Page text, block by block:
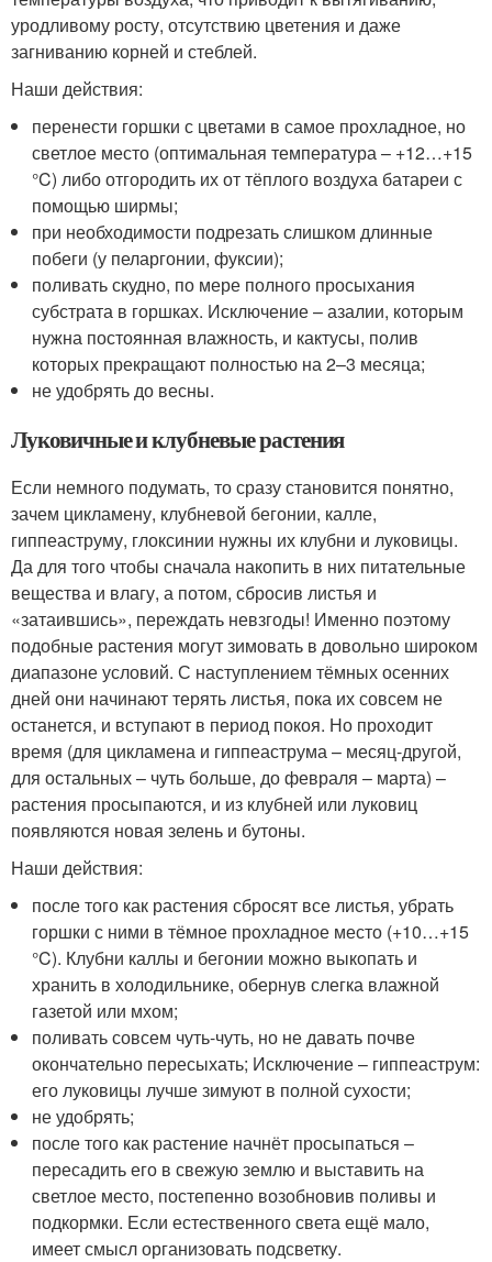
уродливому росту, отсутствию цветения и даже
загниванию корней и стеблей.
Наши действия:
перенести горшки с цветами в самое прохладное, но
светлое место (оптимальная температура – +12…+15
°C) либо отгородить их от тёплого воздуха батареи с
помощью ширмы;
при необходимости подрезать слишком длинные
побеги (у пеларгонии, фуксии);
поливать скудно, по мере полного просыхания
субстрата в горшках. Исключение – азалии, которым
нужна постоянная влажность, и кактусы, полив
которых прекращают полностью на 2–3 месяца;
не удобрять до весны.
Луковичные и клубневые растения
Если немного подумать, то сразу становится понятно,
зачем цикламену, клубневой бегонии, калле,
гиппеаструму, глоксинии нужны их клубни и луковицы.
Да для того чтобы сначала накопить в них питательные
вещества и влагу, а потом, сбросив листья и
«затаившись», переждать невзгоды! Именно поэтому
подобные растения могут зимовать в довольно широком
диапазоне условий. С наступлением тёмных осенних
дней они начинают терять листья, пока их совсем не
останется, и вступают в период покоя. Но проходит
время (для цикламена и гиппеаструма – месяц-другой,
для остальных – чуть больше, до февраля – марта) –
растения просыпаются, и из клубней или луковиц
появляются новая зелень и бутоны.
Наши действия:
после того как растения сбросят все листья, убрать
горшки с ними в тёмное прохладное место (+10…+15
°C). Клубни каллы и бегонии можно выкопать и
хранить в холодильнике, обернув слегка влажной
газетой или мхом;
поливать совсем чуть-чуть, но не давать почве
окончательно пересыхать; Исключение – гиппеаструм:
его луковицы лучше зимуют в полной сухости;
не удобрять;
после того как растение начнёт просыпаться –
пересадить его в свежую землю и выставить на
светлое место, постепенно возобновив поливы и
подкормки. Если естественного света ещё мало,
имеет смысл организовать подсветку.